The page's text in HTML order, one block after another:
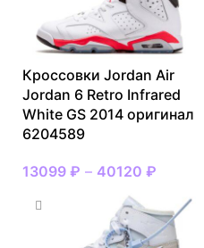
Кроссовки Jordan Air
Jordan 6 Retro Infrared
White GS 2014 оригинал
6204589
13099 ₽ – 40120 ₽